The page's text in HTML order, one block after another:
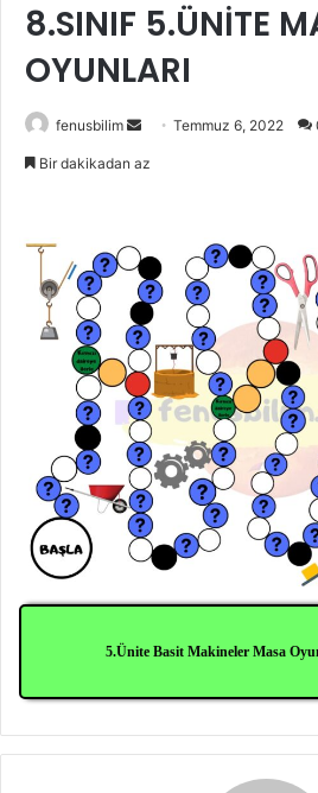
8.SINIF 5.ÜNİTE
OYUNLARI
fenusbilim
Bir
Temmuz 6, 2022
Bir dakikadan az
5.Ünite Basit Makineler Masa